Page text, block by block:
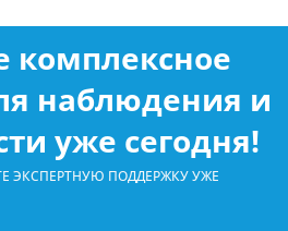
комплексное
наблюдения и
уже сегодня!
ЭКСПЕРТНУЮ ПОДДЕРЖКУ УЖЕ